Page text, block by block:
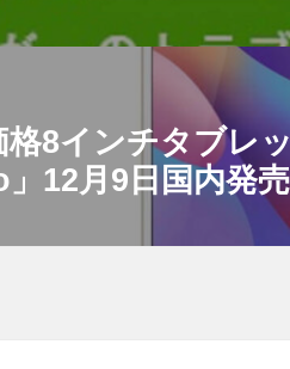
格8インチタブレ
12月9日国内発売